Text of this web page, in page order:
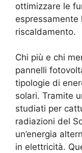
ottimizzare le
espressamente
riscaldamento.
Chi più e chi
pannelli
tipologie di
solari. Tramite
studiati per
radiazioni del
un’energia
in elettricità.